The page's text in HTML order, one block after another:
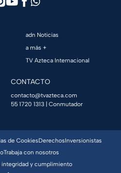
adn Noticias
a más +
TV Azteca Internacional
CONTACTO
contacto@tvazteca.com
55 1720 1313 | Conmutador
de CookiesDerechosInversionistas
Trabaja con nosotros
integridad y cumplimiento